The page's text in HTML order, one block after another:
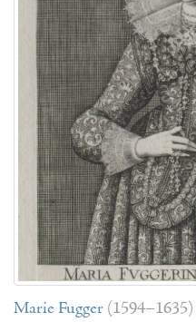
Marie Fugger (1594–1635)